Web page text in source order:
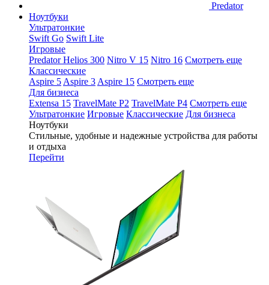
Predator
Ноутбуки
Ультратонкие
Swift Go Swift Lite
Игровые
Predator Helios 300 Nitro V 15 Nitro 16 Смотреть еще
Классические
Aspire 5 Aspire 3 Aspire 15 Смотреть еще
Для бизнеса
Extensa 15 TravelMate P2 TravelMate P4 Смотреть еще
Ультратонкие Игровые Классические Для бизнеса
Ноутбуки
Стильные, удобные и надежные устройства для работы
и отдыха
Перейти